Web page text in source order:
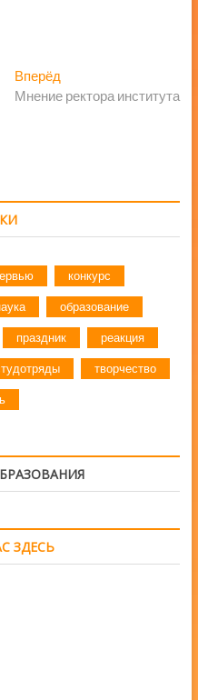
Вперёд
запись:
Мнение ректора института
конкурс
образование
праздник реакция
творчество
ЗДЕСЬ